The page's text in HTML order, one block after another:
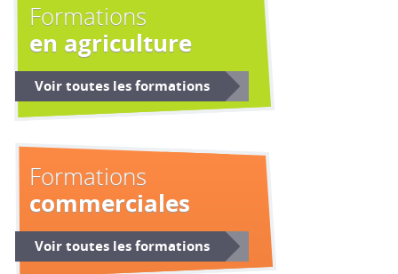
Formations
en agriculture
Voir toutes les formations
Formations
commerciales
Voir toutes les formations